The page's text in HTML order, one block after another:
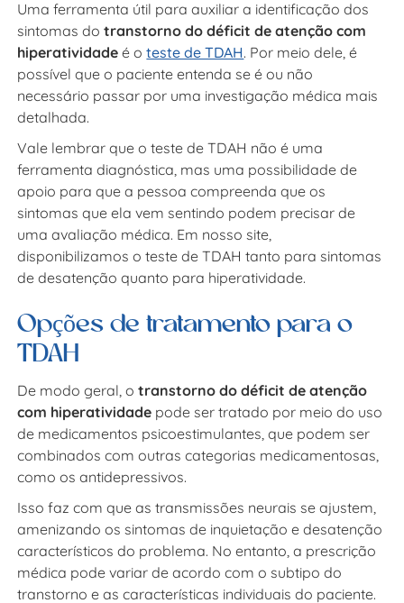
Uma ferramenta útil para auxiliar a identificação dos
sintomas dotranstorno do déficit de atenção com
hiperatividade é oteste de TDAH. Por meio dele, é
possível que o paciente entenda se é ou não
necessário passar por uma investigação médica mais
detalhada.
Vale lembrar que o teste de TDAH não é uma
ferramenta diagnóstica, mas uma possibilidade de
apoio para que a pessoa compreenda que os
sintomas que ela vem sentindo podem precisar de
uma avaliação médica. Em nosso site,
disponibilizamos o teste de TDAH tanto para sintomas
de desatenção quanto para hiperatividade.
Opções de tratamento para o
TDAH
De modo geral, otranstorno do déficit de atenção
com hiperatividade pode ser tratado por meio do uso
de medicamentos psicoestimulantes, que podem ser
combinados com outras categorias medicamentosas,
como os antidepressivos.
Isso faz com que as transmissões neurais se ajustem,
amenizando os sintomas de inquietação e desatenção
característicos do problema. No entanto, a prescrição
médica pode variar de acordo com o subtipo do
transtorno e as características individuais do paciente.